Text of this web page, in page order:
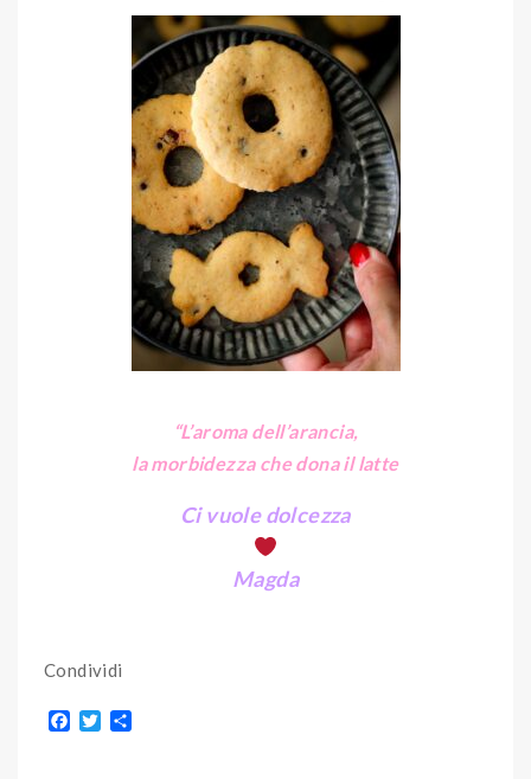
“L’aroma dell’arancia,
la morbidezza che dona il latte
Ci vuole dolcezza
Magda
Condividi
F
T